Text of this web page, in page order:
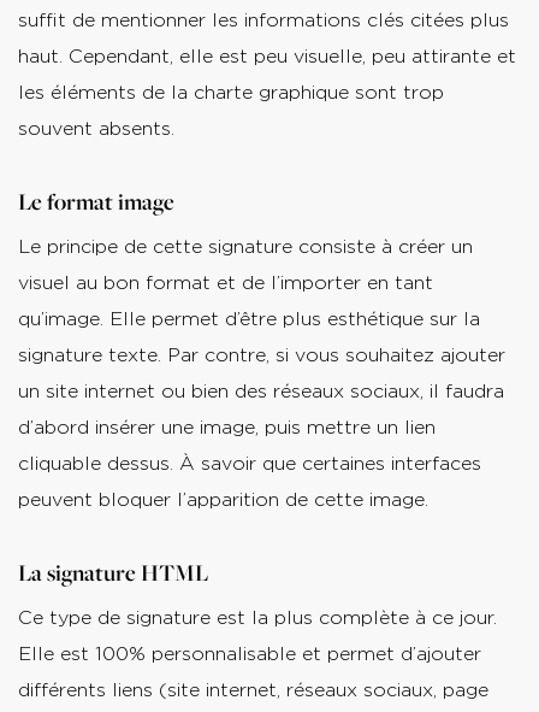
suffit de mentionner les informations clés citées plus
haut. Cependant, elle est peu visuelle, peu attirante et
les éléments de la charte graphique sont trop
souvent absents.
Le format image
Le principe de cette signature consiste à créer un
visuel au bon format et de l’importer en tant
qu’image. Elle permet d’être plus esthétique sur la
signature texte. Par contre, si vous souhaitez ajouter
un site internet ou bien des réseaux sociaux, il faudra
d’abord insérer une image, puis mettre un lien
cliquable dessus. À savoir que certaines interfaces
peuvent bloquer l’apparition de cette image.
La signature HTML
Ce type de signature est la plus complète à ce jour.
Elle est 100% personnalisable et permet d’ajouter
différents liens (site internet, réseaux sociaux, page